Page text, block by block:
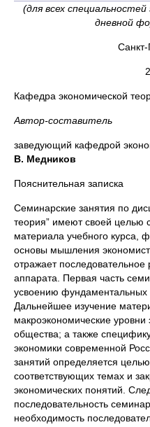
(для всех
дневной
Санкт-
Кафедра экономической
Автор-составитель
заведующий кафедрой
В. Медников
Пояснительная записка
Семинарские занятия по
теория” имеют своей целью
материала учебного курса,
основы мышления
отражает последовательное
аппарата. Первая часть
усвоению фундаментальных
Дальнейшее изучение
макроэкономические уровни
общества; а также
экономики современной
занятий определяется
соответствующих темах и
экономических понятий.
последовательность
необходимость